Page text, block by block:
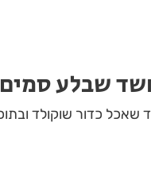
חשד שאכל כדור שוקולד